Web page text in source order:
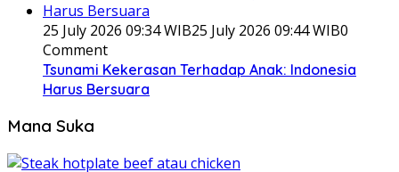
25 July 2026 09:34 WIB25 July 2026 09:44 WIB0
Comment
Tsunami Kekerasan Terhadap Anak: Indonesia
Harus Bersuara
Mana Suka